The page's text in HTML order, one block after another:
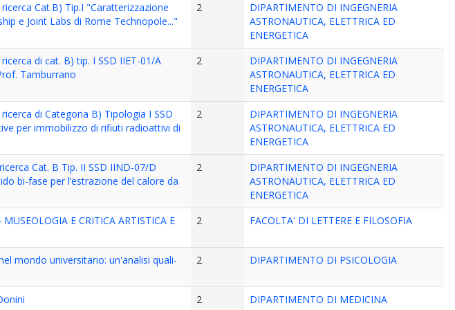
Cat.B) Tip.I "Caratterizzazione
e Joint Labs di Rome Technopole..."
2
DIPARTIMENTO DI INGEGNERIA
ASTRONAUTICA, ELETTRICA ED
ENERGETICA
di cat. B) tip. I SSD IIET-01/A
Tamburrano
2
DIPARTIMENTO DI INGEGNERIA
ASTRONAUTICA, ELETTRICA ED
ENERGETICA
di Categoria B) Tipologia I SSD
per immobilizzo di rifiuti radioattivi di
2
DIPARTIMENTO DI INGEGNERIA
ASTRONAUTICA, ELETTRICA ED
ENERGETICA
Cat. B Tip. II SSD IIND-07/D
bi-fase per l’estrazione del calore da
2
DIPARTIMENTO DI INGEGNERIA
ASTRONAUTICA, ELETTRICA ED
ENERGETICA
E CRITICA ARTISTICA E
2 FACOLTA' DI LETTERE E FILOSOFIA
mondo universitario: un'analisi quali-
2 DIPARTIMENTO DI PSICOLOGIA
2
DIPARTIMENTO DI MEDICINA